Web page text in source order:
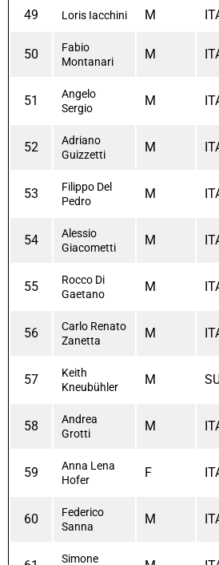
49 Loris Iacchini M
50
Fabio
Montanari
M
51
Angelo
Sergio
M
52
Adriano
Guizzetti
M
53
Filippo Del
Pedro
M
54
Alessio
Giacometti
M
55
Rocco Di
Gaetano
M
56
Carlo Renato
Zanetta
M
57
Keith
Kneubühler
M
58
Andrea
Grotti
M
59
Anna Lena
Hofer
F
60
Federico
Sanna
M
Simone